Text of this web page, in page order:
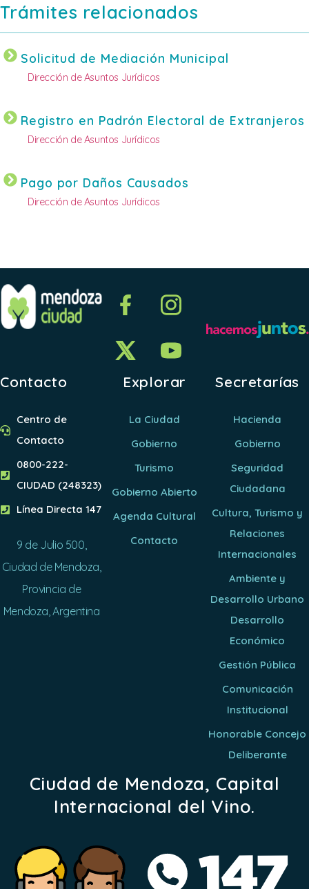
Trámites relacionados
Solicitud de Mediación Municipal
Dirección de Asuntos Jurídicos
Registro en Padrón Electoral de Extranjeros
Dirección de Asuntos Jurídicos
Pago por Daños Causados
Dirección de Asuntos Jurídicos
Contacto
Centro de
Contacto
0800-222-
CIUDAD (248323)
Línea Directa 147
9 de Julio 500,
Ciudad de Mendoza,
Provincia de
Mendoza, Argentina
Explorar
La Ciudad
Gobierno
Turismo
Gobierno Abierto
Agenda Cultural
Contacto
Secretarías
Hacienda
Gobierno
Seguridad
Ciudadana
Cultura, Turismo y
Relaciones
Internacionales
Ambiente y
Desarrollo Urbano
Desarrollo
Económico
Gestión Pública
Comunicación
Institucional
Honorable Concejo
Deliberante
Ciudad de Mendoza, Capital
Internacional del Vino.